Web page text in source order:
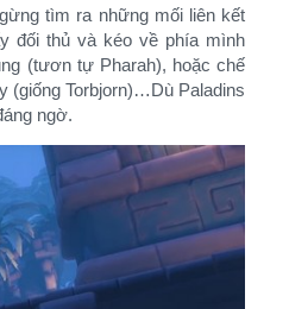
tìm ra những mối liên kết
đối thủ và kéo về phía mình
(tươn tự Pharah), hoặc chế
(giống Torbjorn)…Dù Paladins
ngờ.​